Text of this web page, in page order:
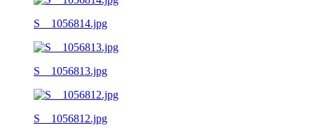
S__1056814.jpg
S__1056813.jpg
S__1056812.jpg